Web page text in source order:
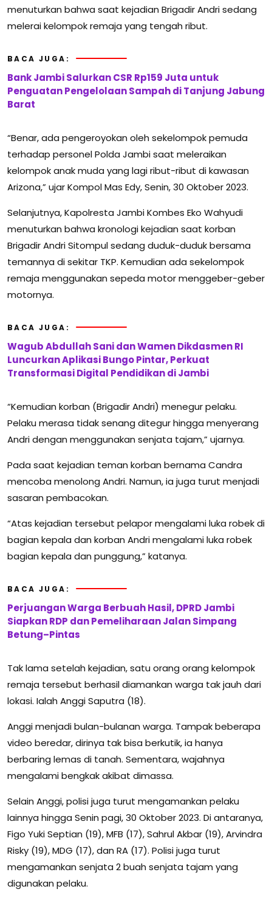
menuturkan bahwa saat kejadian Brigadir Andri sedang
melerai kelompok remaja yang tengah ribut.
BACA JUGA:
Bank Jambi Salurkan CSR Rp159 Juta untuk
Penguatan Pengelolaan Sampah di Tanjung Jabung
Barat
“Benar, ada pengeroyokan oleh sekelompok pemuda
terhadap personel Polda Jambi saat meleraikan
kelompok anak muda yang lagi ribut-ribut di kawasan
Arizona,” ujar Kompol Mas Edy, Senin, 30 Oktober 2023.
Selanjutnya, Kapolresta Jambi Kombes Eko Wahyudi
menuturkan bahwa kronologi kejadian saat korban
Brigadir Andri Sitompul sedang duduk-duduk bersama
temannya di sekitar TKP. Kemudian ada sekelompok
remaja menggunakan sepeda motor menggeber-geber
motornya.
BACA JUGA:
Wagub Abdullah Sani dan Wamen Dikdasmen RI
Luncurkan Aplikasi Bungo Pintar, Perkuat
Transformasi Digital Pendidikan di Jambi
“Kemudian korban (Brigadir Andri) menegur pelaku.
Pelaku merasa tidak senang ditegur hingga menyerang
Andri dengan menggunakan senjata tajam,” ujarnya.
Pada saat kejadian teman korban bernama Candra
mencoba menolong Andri. Namun, ia juga turut menjadi
sasaran pembacokan.
“Atas kejadian tersebut pelapor mengalami luka robek di
bagian kepala dan korban Andri mengalami luka robek
bagian kepala dan punggung,” katanya.
BACA JUGA:
Perjuangan Warga Berbuah Hasil, DPRD Jambi
Siapkan RDP dan Pemeliharaan Jalan Simpang
Betung–Pintas
Tak lama setelah kejadian, satu orang orang kelompok
remaja tersebut berhasil diamankan warga tak jauh dari
lokasi. Ialah Anggi Saputra (18).
Anggi menjadi bulan-bulanan warga. Tampak beberapa
video beredar, dirinya tak bisa berkutik, ia hanya
berbaring lemas di tanah. Sementara, wajahnya
mengalami bengkak akibat dimassa.
Selain Anggi, polisi juga turut mengamankan pelaku
lainnya hingga Senin pagi, 30 Oktober 2023. Di antaranya,
Figo Yuki Septian (19), MFB (17), Sahrul Akbar (19), Arvindra
Risky (19), MDG (17), dan RA (17). Polisi juga turut
mengamankan senjata 2 buah senjata tajam yang
digunakan pelaku.